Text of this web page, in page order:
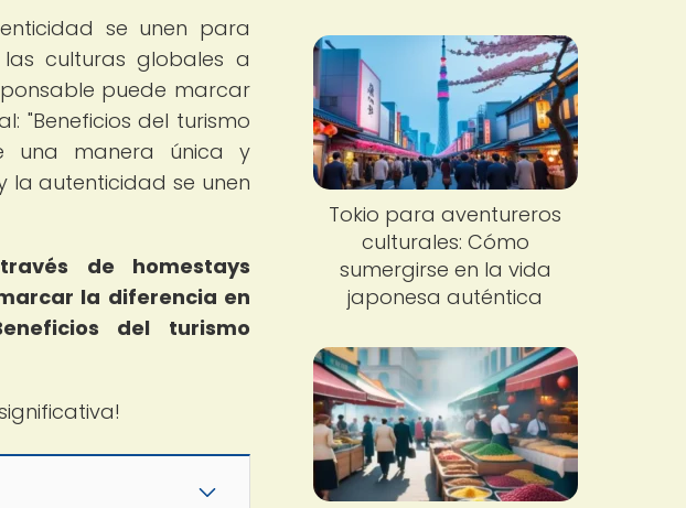
se unen para
culturas globales a
puede marcar
"Beneficios del turismo
una manera única y
la autenticidad se unen
de homestays
la diferencia en
del turismo
Tokio para aventureros
culturales: Cómo
sumergirse en la vida
japonesa auténtica